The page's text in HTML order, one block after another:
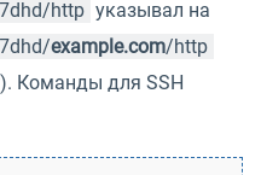
http указывал на
example.com/http
Команды для SSH